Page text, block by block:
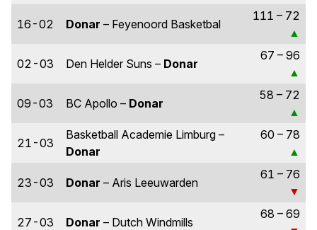
16-02 Donar – Feyenoord Basketbal
111 – 72
02-03 Den Helder Suns – Donar
67 – 96
09-03 BC Apollo – Donar
58 – 72
21-03
Basketball Academie Limburg –
Donar
60 – 78
23-03 Donar – Aris Leeuwarden
61 – 76
27-03 Donar – Dutch Windmills
68 – 69